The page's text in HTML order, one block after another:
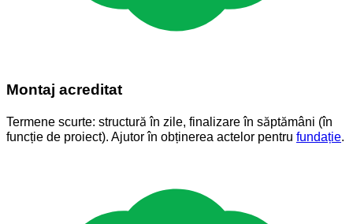
Montaj acreditat
Termene scurte: structură în zile, finalizare în săptămâni (în
funcție de proiect). Ajutor în obținerea actelor pentru fundație.